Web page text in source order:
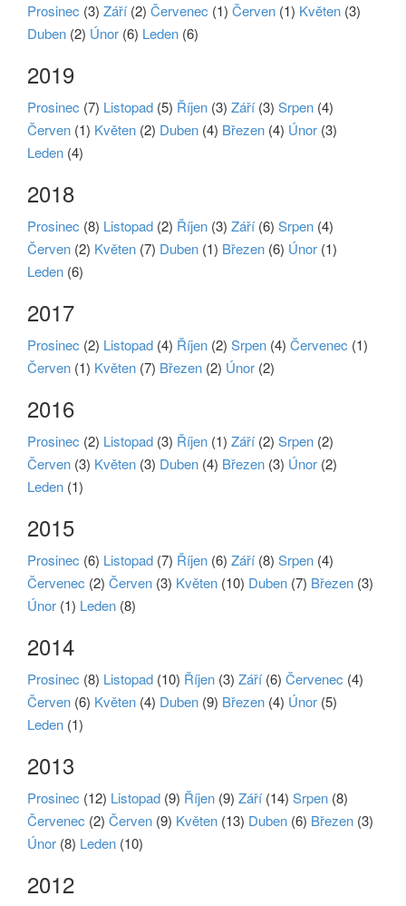
Prosinec (3) Září(2) Červenec (1) Červen (1) Květen (3)
Duben (2) Únor (6) Leden (6)
2019
Prosinec (7) Listopad (5) Říjen (3) Září(3) Srpen (4)
Červen (1) Květen (2) Duben (4) Březen (4) Únor (3)
Leden (4)
2018
Prosinec (8) Listopad (2) Říjen (3) Září(6) Srpen (4)
Červen (2) Květen (7) Duben (1) Březen (6) Únor (1)
Leden (6)
2017
Prosinec (2) Listopad (4) Říjen (2) Srpen (4) Červenec (1)
Červen (1) Květen (7) Březen (2) Únor (2)
2016
Prosinec (2) Listopad (3) Říjen (1) Září(2) Srpen (2)
Červen (3) Květen (3) Duben (4) Březen (3) Únor (2)
Leden (1)
2015
Prosinec (6) Listopad (7) Říjen (6) Září(8) Srpen (4)
Červenec (2) Červen (3) Květen (10) Duben (7) Březen (3)
Únor (1) Leden (8)
2014
Prosinec (8) Listopad (10) Říjen (3) Září(6) Červenec (4)
Červen (6) Květen (4) Duben (9) Březen (4) Únor (5)
Leden (1)
2013
Prosinec (12) Listopad (9) Říjen (9) Září(14) Srpen (8)
Červenec (2) Červen (9) Květen (13) Duben (6) Březen (3)
Únor (8) Leden (10)
2012